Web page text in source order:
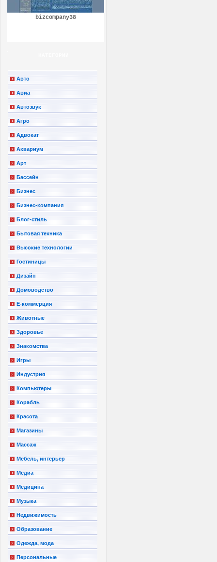
bizcompany38
Авто
Авиа
Автозвук
Агро
Адвокат
Аквариум
Арт
Бассейн
Бизнес
Бизнес-компания
Блог-стиль
Бытовая техника
Высокие технологии
Гостиницы
Дизайн
Домоводство
Е-коммерция
Животные
Здоровье
Знакомства
Игры
Индустрия
Компьютеры
Корабль
Красота
Магазины
Массаж
Мебель, интерьер
Медиа
Медицина
Музыка
Недвижимость
Образование
Одежда, мода
Персональные